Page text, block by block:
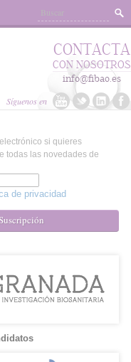
Síguenos en
CONTACTA
CON NOSOTROS
info@fibao.es
si quieres
todas las novedades de
de privacidad